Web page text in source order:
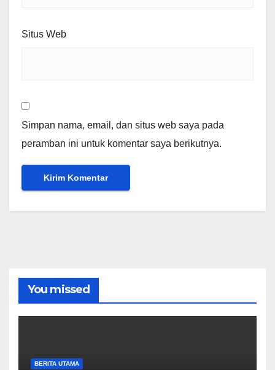
Situs Web
Simpan nama, email, dan situs web saya pada
peramban ini untuk komentar saya berikutnya.
You missed
BERITA UTAMA